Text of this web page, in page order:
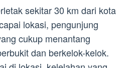
sekitar 30 km dari kota
lokasi, pengunjung
cukup menantang
dan berkelok-kelok.